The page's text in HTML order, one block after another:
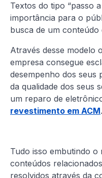
Textos do tipo “passo
importância para o
busca de um conteúdo
Através desse modelo
empresa consegue
desempenho dos seus
da qualidade dos seus
um reparo de
revestimento em ACM.
Tudo isso embutindo o
conteúdos
resolvidos através da